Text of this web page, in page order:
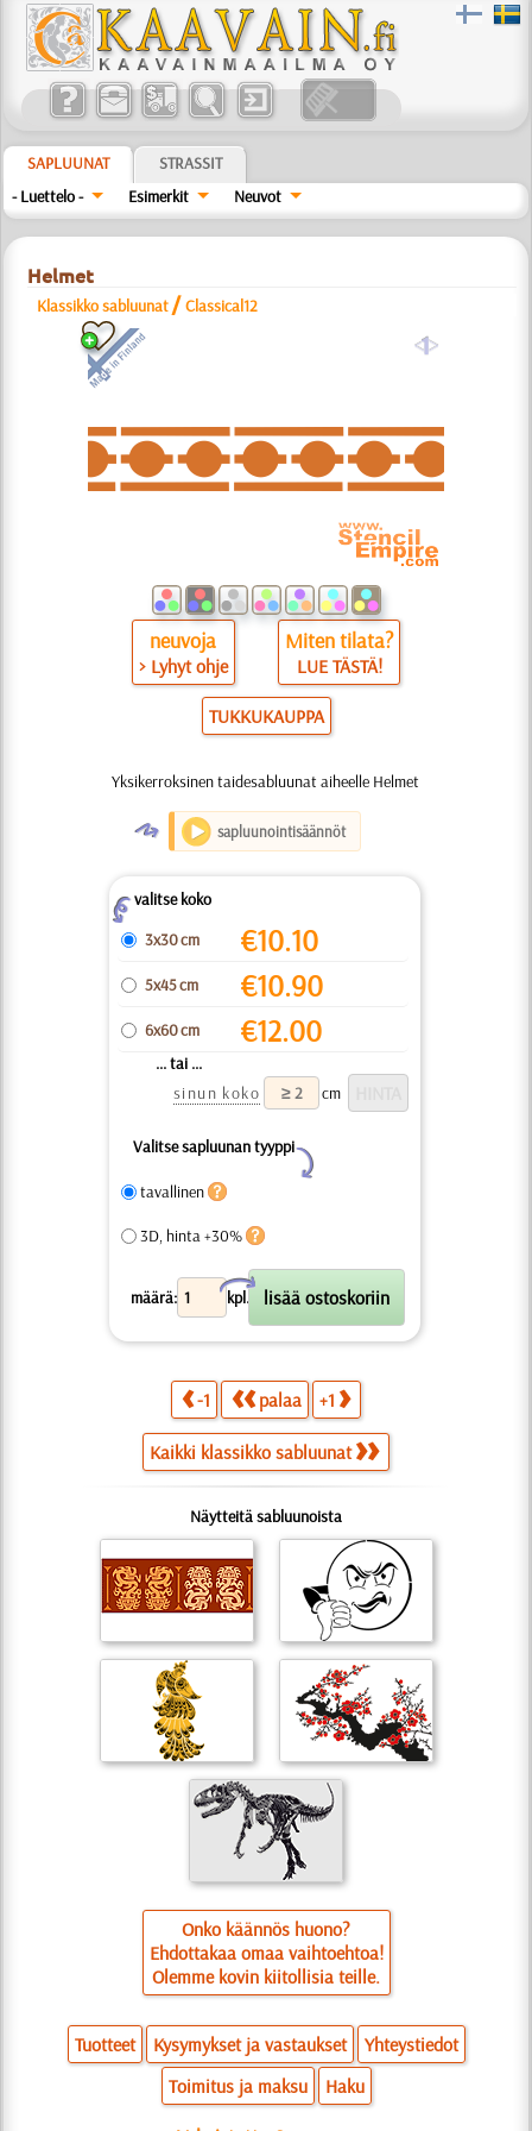
SAPLUUNAT
STRASSIT
- Luettelo -
Esimerkit Neuvot
Helmet
Klassikko sabluunat /Classical12
a
neuvoja
> Lyhyt ohje
Miten tilata?
LUE TÄSTÄ!
TUKKUKAUPPA
Yksikerroksinen taidesabluunat aiheelle Helmet
O sapluunointisäännöt
Zvalitse koko
3x30 cm
€10.10
5x45 cm €10.90
6x60 cm €12.00
... tai ...
sinun koko
cm
Valitse sapluunan tyyppi
Y
tavallinen
3D, hinta +30%
määrä: kpl.
X
-1 palaa +1
Kaikki klassikko sabluunat
Näytteitä sabluunoista
Onko käännös huono?
Ehdottakaa omaa vaihtoehtoa!
Olemme kovin kiitollisia teille.
Tuotteet Kysymykset ja vastaukset
Yhteystiedot
Toimitus ja maksu
Haku